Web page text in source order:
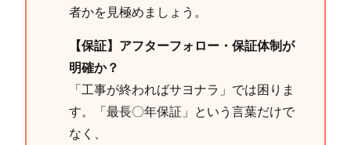
者かを見極めましょう。
【保証】アフターフォロー・保証体制が
明確か？
「工事が終わればサヨナラ」では困りま
す。「最長〇年保証」という言葉だけで
なく、